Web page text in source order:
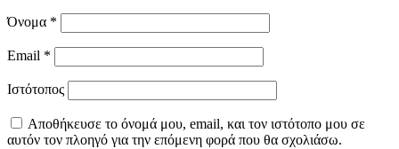
Όνομα *
Email *
Ιστότοπος
Αποθήκευσε το όνομά μου, email, και τον ιστότοπο μου σε
αυτόν τον πλοηγό για την επόμενη φορά που θα σχολιάσω.